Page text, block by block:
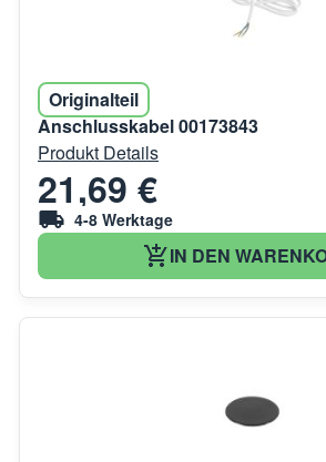
Originalteil
Anschlusskabel 00173843
Produkt Details
21,69 €
4-8 Werktage
IN DEN